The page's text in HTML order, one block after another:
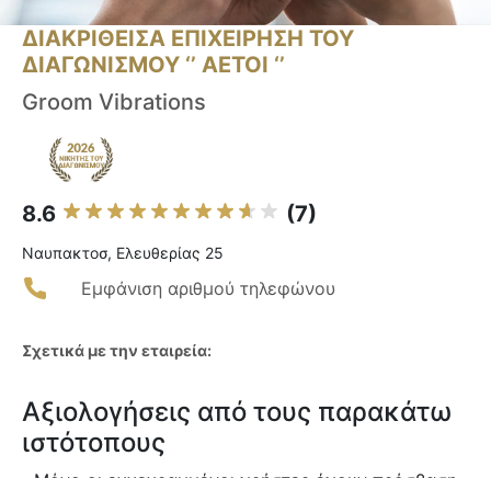
ΔΙΑΚΡΙΘΕΙΣΑ ΕΠΙΧΕΙΡΗΣΗ ΤΟΥ
ΔΙΑΓΩΝΙΣΜΟΥ ‘’ ΑΕΤΟΙ ‘’
Groom Vibrations
8.6 (7)
Ναυπακτοσ, Ελευθερίας 25
Εμφάνιση αριθμού τηλεφώνου
Σχετικά με την εταιρεία:
Αξιολογήσεις από τους παρακάτω
ιστότοπους